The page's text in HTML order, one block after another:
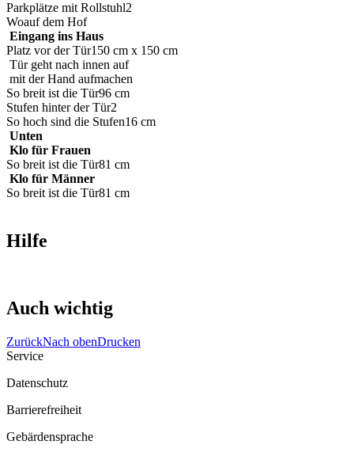
Parkplätze mit Rollstuhl2
Woauf dem Hof
Eingang ins Haus
Platz vor der Tür150 cm x 150 cm
Tür geht nach innen auf
mit der Hand aufmachen
So breit ist die Tür96 cm
Stufen hinter der Tür2
So hoch sind die Stufen16 cm
Unten
Klo für Frauen
So breit ist die Tür81 cm
Klo für Männer
So breit ist die Tür81 cm
Hilfe
Auch wichtig
ZurückNach obenDrucken
Service
Datenschutz
Barrierefreiheit
Gebärdensprache